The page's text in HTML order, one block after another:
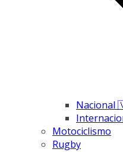
Motociclismo
Rugby